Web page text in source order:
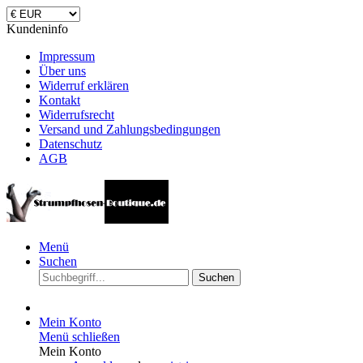
Kundeninfo
Impressum
Über uns
Widerruf erklären
Kontakt
Widerrufsrecht
Versand und Zahlungsbedingungen
Datenschutz
AGB
Menü
Suchen
Suchen
Mein Konto
Menü schließen
Mein Konto